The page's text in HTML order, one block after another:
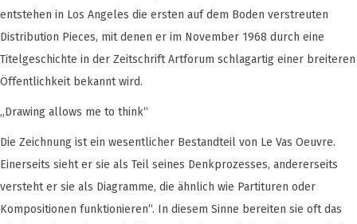
entstehen in Los Angeles die ersten auf dem Boden verstreuten
Distribution Pieces, mit denen er im November 1968 durch eine
Titelgeschichte in der Zeitschrift Artforum schlagartig einer breiteren
Öffentlichkeit bekannt wird.
„Drawing allows me to think“
Die Zeichnung ist ein wesentlicher Bestandteil von Le Vas Oeuvre.
Einerseits sieht er sie als Teil seines Denkprozesses, andererseits
versteht er sie als Diagramme, die ähnlich wie Partituren oder
Kompositionen funktionieren“. In diesem Sinne bereiten sie oft das